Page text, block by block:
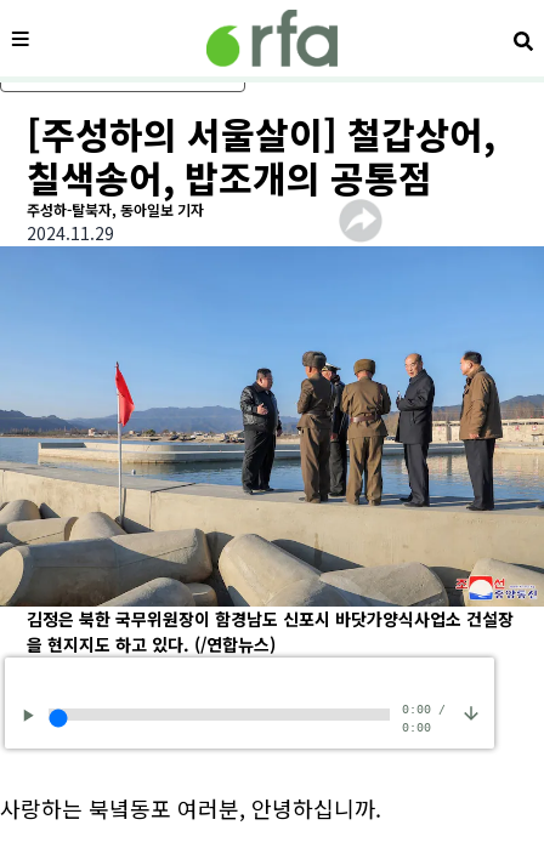
메인 콘텐츠로 건너뛰기
메뉴 검
[주성하의 서울살이] 철갑상어,
칠색송어, 밥조개의 공통점
주성하-탈북자, 동아일보 기자
2024.11.29
김정은 북한 국무위원장이 함경남도 신포시 바닷가양식사업소 건설장
을 현지지도 하고 있다. (/연합뉴스)
0:00/
0:00
사랑하는 북녘동포 여러분, 안녕하십니까.